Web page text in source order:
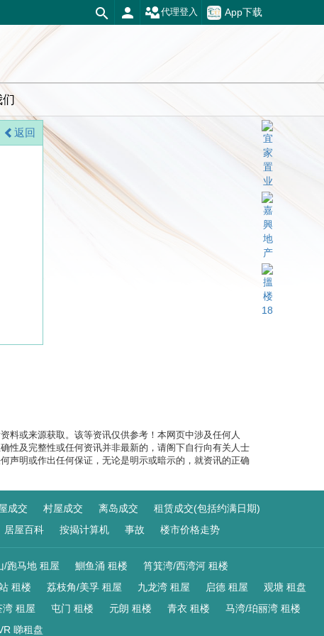
App下载
代理登入
们
返回
料或来源获取。该等资讯仅供参考！本网页中涉及任何人
性及完整性或任何资讯并非最新的，请阁下自行向有关人士
声明或作出任何保证，无论是明示或暗示的，就资讯的正确
成交 村屋成交 离岛成交
租赁成交(包括约满日期)
居屋百科 按揭计算机 事故 楼市价格走势
/跑马地 租屋 鰂鱼涌 租楼
筲箕湾/西湾河 租楼
租楼 荔枝角/美孚 租屋 九龙湾 租屋 启德 租屋
观塘 租盘
湾 租屋 屯门 租楼 元朗 租楼 青衣 租楼
马湾/珀丽湾 租楼
睇租盘